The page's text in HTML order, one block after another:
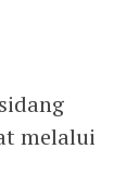
melalui